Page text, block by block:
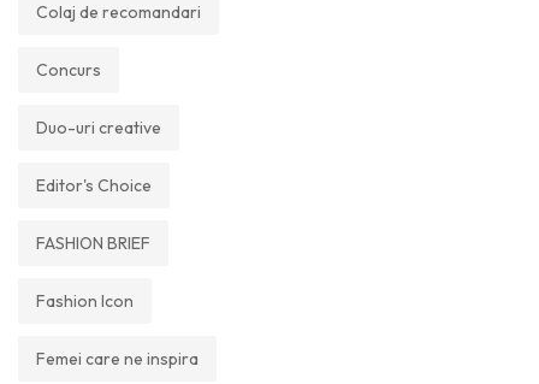
Colaj de recomandari
Concurs
Duo-uri creative
Editor's Choice
FASHION BRIEF
Fashion Icon
Femei care ne inspira